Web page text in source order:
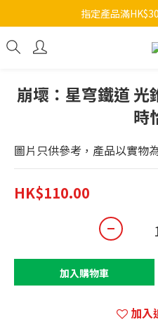
指定產品滿
崩壞：星穹鐵道 光
時
圖片只供參考，產品以實物
HK$110.00
加入購物車
加入